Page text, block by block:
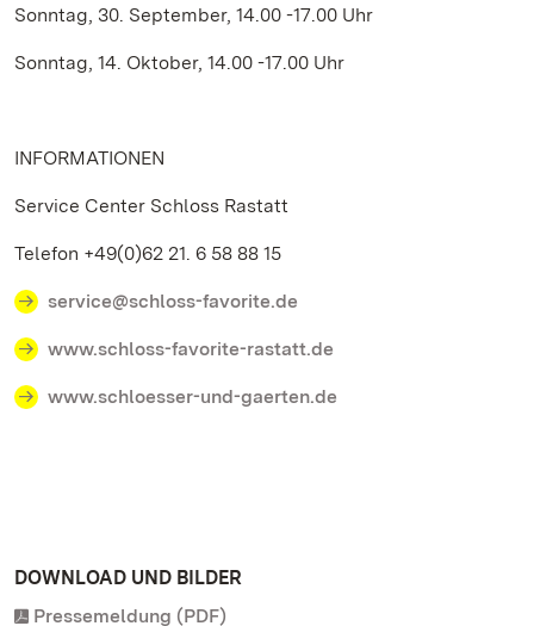
Sonntag, 30. September, 14.00 -17.00 Uhr
Sonntag, 14. Oktober, 14.00 -17.00 Uhr
INFORMATIONEN
Service Center Schloss Rastatt
Telefon +49(0)62 21. 6 58 88 15
service@schloss-favorite.de
www.schloss-favorite-rastatt.de
www.schloesser-und-gaerten.de
DOWNLOAD UND BILDER
Pressemeldung (PDF)